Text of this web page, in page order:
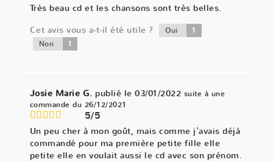
Très beau cd et les chansons sont très belles.
Cet avis vous a-t-il été utile ?
Oui 1
Non 1
Josie Marie G.publié le 03/01/2022 suite à une
commande du 26/12/2021
5/5
Un peu cher à mon goût, mais comme j'avais déjà
commandé pour ma première petite fille elle
petite elle en voulait aussi le cd avec son prénom.